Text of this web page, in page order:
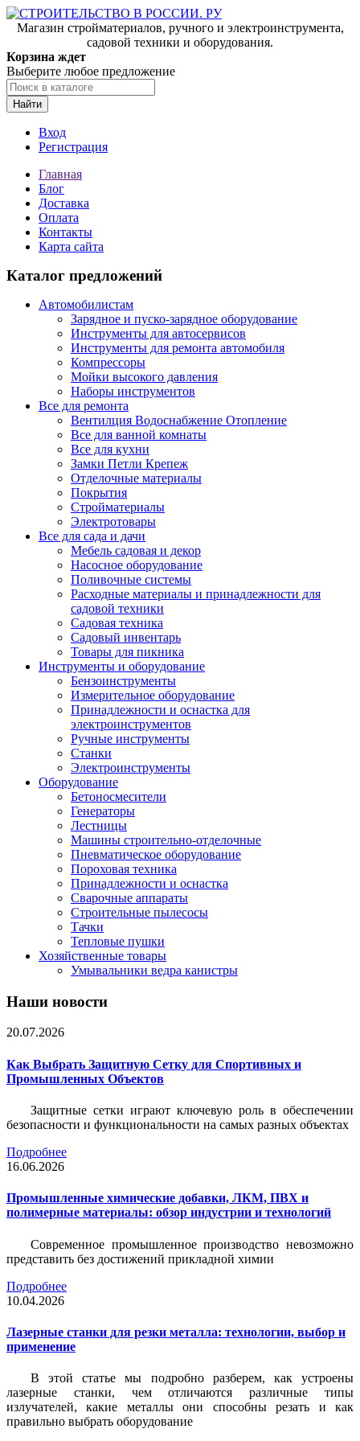
Магазин стройматериалов, ручного и электроинструмента,
садовой техники и оборудования.
Корзина ждет
Выберите любое предложение
Найти
Вход
Регистрация
Главная
Блог
Доставка
Оплата
Контакты
Карта сайта
Каталог предложений
Автомобилистам
Зарядное и пуско-зарядное оборудование
Инструменты для автосервисов
Инструменты для ремонта автомобиля
Компрессоры
Мойки высокого давления
Наборы инструментов
Все для ремонта
Вентилция Водоснабжение Отопление
Все для ванной комнаты
Все для кухни
Замки Петли Крепеж
Отделочные материалы
Покрытия
Стройматериалы
Электротовары
Все для сада и дачи
Мебель садовая и декор
Насосное оборудование
Поливочные системы
Расходные материалы и принадлежности для
садовой техники
Садовая техника
Садовый инвентарь
Товары для пикника
Инструменты и оборудование
Бензоинструменты
Измерительное оборудование
Принадлежности и оснастка для
электроинструментов
Ручные инструменты
Станки
Электроинструменты
Оборудование
Бетоносмесители
Генераторы
Лестницы
Машины строительно-отделочные
Пневматическое оборудование
Пороховая техника
Принадлежности и оснастка
Сварочные аппараты
Строительные пылесосы
Тачки
Тепловые пушки
Хозяйственные товары
Умывальники ведра канистры
Наши новости
20.07.2026
Как Выбрать Защитную Сетку для Спортивных и
Промышленных Объектов
Защитные сетки играют ключевую роль в обеспечении
безопасности и функциональности на самых разных объектах
Подробнее
16.06.2026
Промышленные химические добавки, ЛКМ, ПВХ и
полимерные материалы: обзор индустрии и технологий
Современное промышленное производство невозможно
представить без достижений прикладной химии
Подробнее
10.04.2026
Лазерные станки для резки металла: технологии, выбор и
применение
В этой статье мы подробно разберем, как устроены
лазерные станки, чем отличаются различные типы
излучателей, какие металлы они способны резать и как
правильно выбрать оборудование